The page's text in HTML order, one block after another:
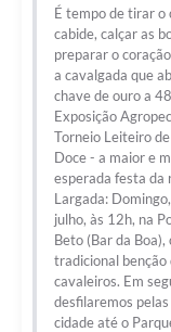
É tempo de tirar o
cabide, calçar as
preparar o
a cavalgada que
chave de ouro a
Exposição
Torneio Leiteiro
Doce - a maior e
esperada festa da
Largada:
julho, às 12h, na
Beto (Bar da Boa),
tradicional benção
cavaleiros. Em
desfilaremos pelas
cidade até o